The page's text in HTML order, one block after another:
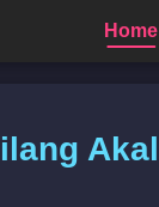
Home
Akal